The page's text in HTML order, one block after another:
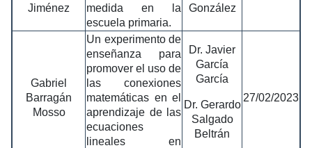
Jiménez
medida en la
escuela primaria.
González
Gabriel
Barragán
Mosso
Un experimento de
enseñanza para
promover el uso de
las conexiones
matemáticas en el
aprendizaje de las
ecuaciones
lineales en
Dr. Javier
García
García
Dr. Gerardo
Salgado
Beltrán
27/02/2023